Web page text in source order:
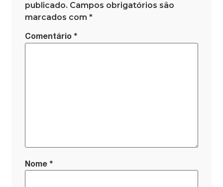
publicado. Campos obrigatórios são
marcados com*
Comentário*
Nome*